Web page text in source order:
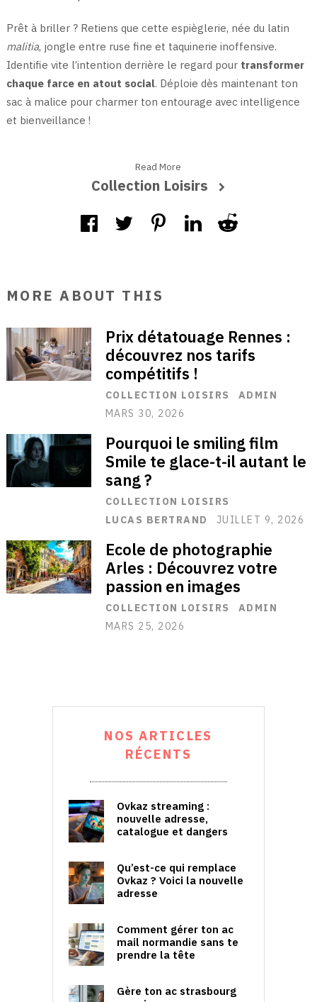
Prêt à briller ? Retiens que cette espièglerie, née du latin
malitia, jongle entre ruse fine et taquinerie inoffensive.
Identifie vite l’intention derrière le regard pour transformer
chaque farce en atout social. Déploie dès maintenant ton
sac à malice pour charmer ton entourage avec intelligence
et bienveillance !
Read More
Collection Loisirs
MORE ABOUT THIS
Prix détatouage Rennes :
découvrez nos tarifs
compétitifs !
COLLECTION LOISIRS
ADMIN
MARS 30, 2026
Pourquoi le smiling film
Smile te glace-t-il autant le
sang ?
COLLECTION LOISIRS
LUCAS BERTRAND
JUILLET 9, 2026
Ecole de photographie
Arles : Découvrez votre
passion en images
COLLECTION LOISIRS
ADMIN
MARS 25, 2026
NOS ARTICLES
RÉCENTS
Ovkaz streaming :
nouvelle adresse,
catalogue et dangers
Qu’est-ce qui remplace
Ovkaz ? Voici la nouvelle
adresse
Comment gérer ton ac
mail normandie sans te
prendre la tête
Gère ton ac strasbourg